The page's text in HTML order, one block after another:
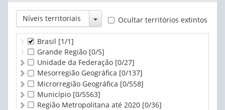
Níveis territoriais Toggle Dropdown
Ocultar territórios extintos
Brasil [1/1]
Grande Região [0/5]
Unidade da Federação [0/27]
Mesorregião Geográfica [0/137]
Microrregião Geográfica [0/558]
Município [0/5563]
Região Metropolitana até 2020 [0/36]